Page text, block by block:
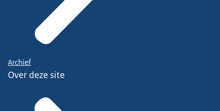
Archief
Over deze site